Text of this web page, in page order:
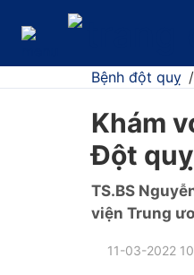
Bệnh đột quỵ /
Khám
Đột
TS.BS
viện Trung
11-03-2022